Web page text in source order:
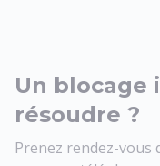
Un blocage
résoudre ?
Prenez rendez-vous